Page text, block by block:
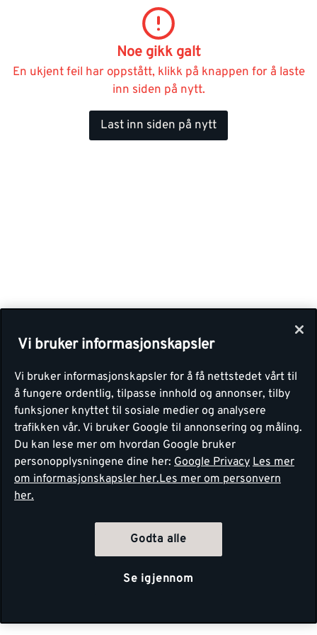
Noe gikk galt
En ukjent feil har oppstått, klikk på knappen for å laste
inn siden på nytt.
Last inn siden på nytt
Vi bruker informasjonskapsler
Vi bruker informasjonskapsler for å få nettstedet vårt til
å fungere ordentlig, tilpasse innhold og annonser, tilby
funksjoner knyttet til sosiale medier og analysere
trafikken vår. Vi bruker Google til annonsering og måling.
Du kan lese mer om hvordan Google bruker
personopplysningene dine her: Google Privacy Les mer
om informasjonskapsler her.Les mer om personvern
her.
Godta alle
Se igjennom